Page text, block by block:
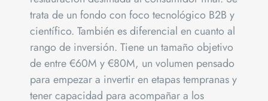
trata de un fondo con foco tecnológico B2B y
científico. También es diferencial en cuanto al
rango de inversión. Tiene un tamaño objetivo
de entre €60M y €80M, un volumen pensado
para empezar a invertir en etapas tempranas y
tener capacidad para acompañar a los